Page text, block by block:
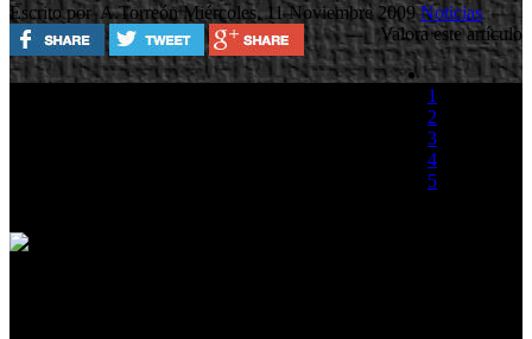
Escrito por A.TorreónMiércoles, 11 Noviembre 2009Noticias
Valora este artículo
1
2
3
4
5
La surcoreana NCSoft, ha anunciado que no